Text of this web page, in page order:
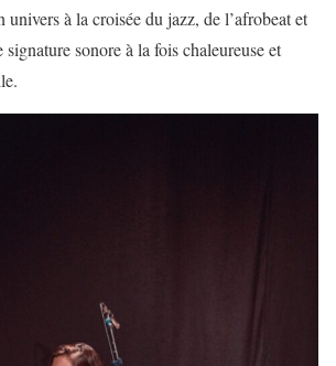
univers à la croisée du jazz, de l’afrobeat et
sonore à la fois chaleureuse et